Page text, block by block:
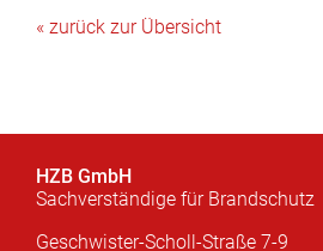
« zurück zur Übersicht
HZB GmbH
Sachverständige für Brandschutz
Geschwister-Scholl-Straße 7-9